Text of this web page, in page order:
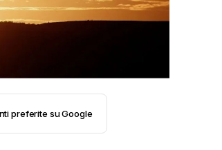
preferite su Google